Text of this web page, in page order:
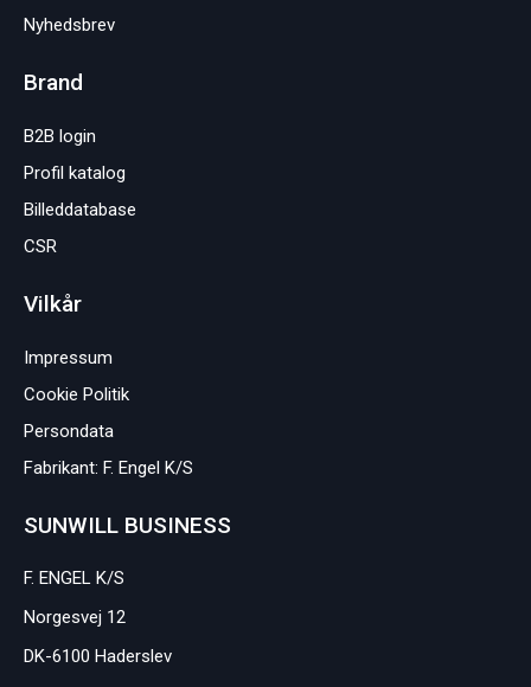
Nyhedsbrev
Brand
B2B login
Profil katalog
Billeddatabase
CSR
Vilkår
Impressum
Cookie Politik
Persondata
Fabrikant: F. Engel K/S
SUNWILL BUSINESS
F. ENGEL K/S
Norgesvej 12
DK-6100 Haderslev